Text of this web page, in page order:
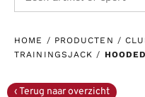
HOME / PRODUCTEN /
TRAININGSJACK /